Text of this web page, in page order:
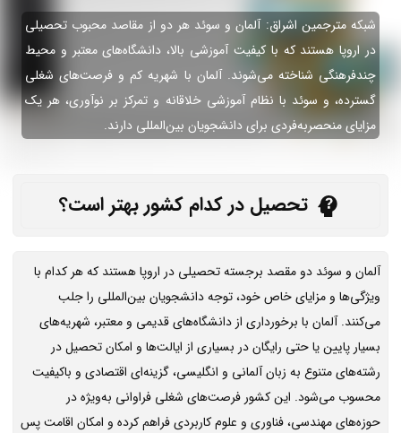
شبکه مترجمین اشراق: آلمان و سوئد هر دو از مقاصد محبوب تحصیلی
در اروپا هستند که با کیفیت آموزشی بالا، دانشگاه‌های معتبر و محیط
چندفرهنگی شناخته می‌شوند. آلمان با شهریه کم و فرصت‌های شغلی
گسترده، و سوئد با نظام آموزشی خلاقانه و تمرکز بر نوآوری، هر یک
مزایای منحصربه‌فردی برای دانشجویان بین‌المللی دارند.
تحصیل در کدام کشور بهتر است؟
آلمان و سوئد دو مقصد برجسته تحصیلی در اروپا هستند که هر کدام با
ویژگی‌ها و مزایای خاص خود، توجه دانشجویان بین‌المللی را جلب
می‌کنند. آلمان با برخورداری از دانشگاه‌های قدیمی و معتبر، شهریه‌های
بسیار پایین یا حتی رایگان در بسیاری از ایالت‌ها و امکان تحصیل در
رشته‌های متنوع به زبان آلمانی و انگلیسی، گزینه‌ای اقتصادی و باکیفیت
محسوب می‌شود. این کشور فرصت‌های شغلی فراوانی به‌ویژه در
حوزه‌های مهندسی، فناوری و علوم کاربردی فراهم کرده و امکان اقامت پس